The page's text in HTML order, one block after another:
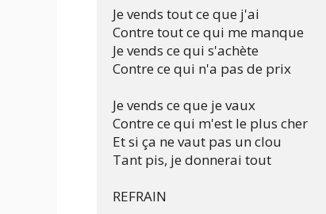
Je vends tout ce que j'ai
Contre tout ce qui me manque
Je vends ce qui s'achète
Contre ce qui n'a pas de prix
Je vends ce que je vaux
Contre ce qui m'est le plus cher
Et si ça ne vaut pas un clou
Tant pis, je donnerai tout
REFRAIN